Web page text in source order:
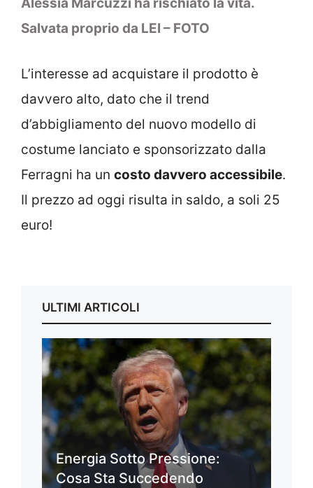
Salvata proprio da LEI – FOTO
L’interesse ad acquistare il prodotto è
davvero alto, dato che il trend
d’abbigliamento del nuovo modello di
costume lanciato e sponsorizzato dalla
Ferragni ha un costo davvero accessibile.
Il prezzo ad oggi risulta in saldo, a soli 25
euro!
ULTIMI ARTICOLI
Energia Sotto Pressione:
Cosa Sta Succedendo